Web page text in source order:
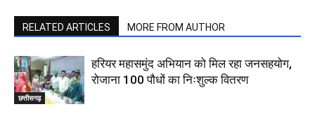
RELATED ARTICLES MORE FROM AUTHOR
छत्तीसगढ़
हरियर महासमुंद अभियान को मिल रहा जनसहयोग,
रोजाना 100 पौधों का निःशुल्क वितरण